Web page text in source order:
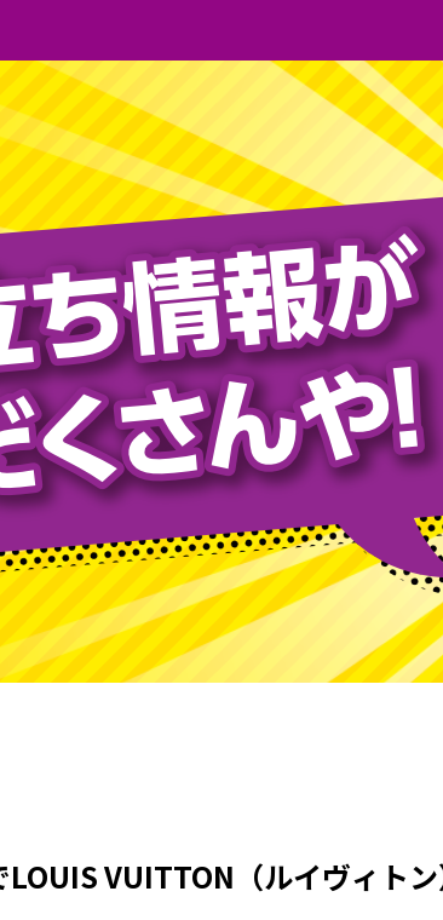
VUITTON（ルイヴィト